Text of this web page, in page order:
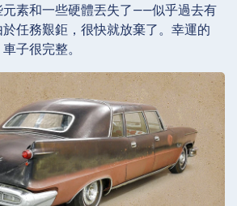
元素和一些硬體丟失了——似乎過去有
任務艱鉅，很快就放棄了。幸運的
子很完整。